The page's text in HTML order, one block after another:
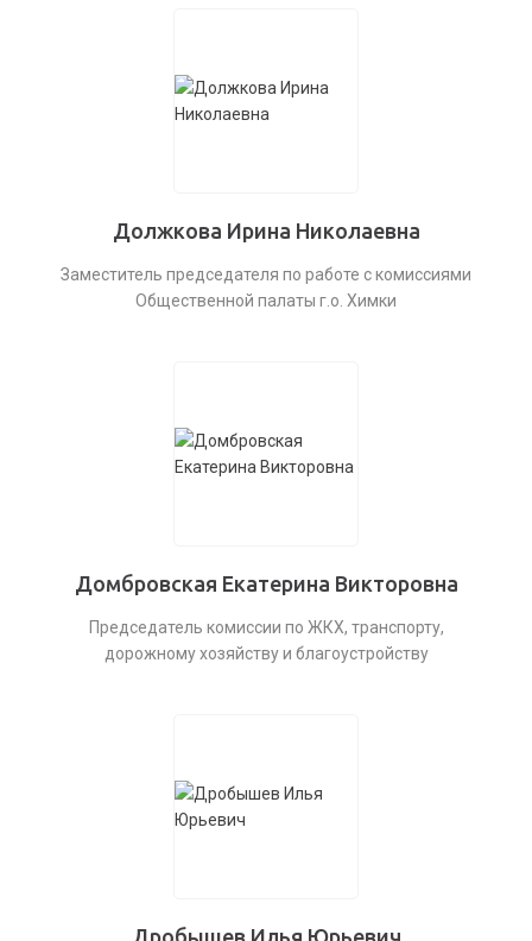
Должкова Ирина Николаевна
Заместитель председателя по работе с комиссиями
Общественной палаты г.о. Химки
Домбровская Екатерина Викторовна
Председатель комиссии по ЖКХ, транспорту,
дорожному хозяйству и благоустройству
Дробышев Илья Юрьевич